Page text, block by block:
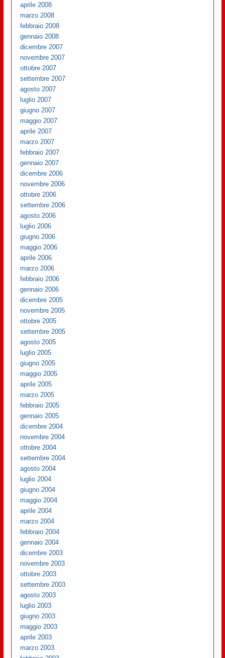
aprile 2008
marzo 2008
febbraio 2008
gennaio 2008
dicembre 2007
novembre 2007
ottobre 2007
settembre 2007
agosto 2007
luglio 2007
giugno 2007
maggio 2007
aprile 2007
marzo 2007
febbraio 2007
gennaio 2007
dicembre 2006
novembre 2006
ottobre 2006
settembre 2006
agosto 2006
luglio 2006
giugno 2006
maggio 2006
aprile 2006
marzo 2006
febbraio 2006
gennaio 2006
dicembre 2005
novembre 2005
ottobre 2005
settembre 2005
agosto 2005
luglio 2005
giugno 2005
maggio 2005
aprile 2005
marzo 2005
febbraio 2005
gennaio 2005
dicembre 2004
novembre 2004
ottobre 2004
settembre 2004
agosto 2004
luglio 2004
giugno 2004
maggio 2004
aprile 2004
marzo 2004
febbraio 2004
gennaio 2004
dicembre 2003
novembre 2003
ottobre 2003
settembre 2003
agosto 2003
luglio 2003
giugno 2003
maggio 2003
aprile 2003
marzo 2003